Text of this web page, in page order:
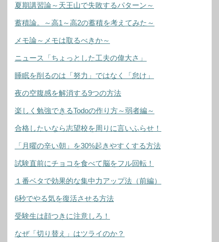
夏期講習論～天王山で失敗するパターン～
蓄積論。～高1～高2の蓄積を考えてみた～
メモ論～メモは取るべきか～
ニュース「ちょっとした工夫の偉大さ」
睡眠を削るのは「努力」ではなく「怠け」
夜の空腹感を解消する9つの方法
楽しく勉強できるTodoの作り方～弱者編～
合格したいなら志望校を周りに言いふらせ！
「月曜の辛い朝」を30%起きやすくする方法
試験直前にチョコを食べて脳をフル回転！
１番ベタで効果的な集中力アップ法（前編）
6秒でやる気を復活させる方法
受験生は顔つきに注意しろ！
なぜ「切り替え」はツライのか？